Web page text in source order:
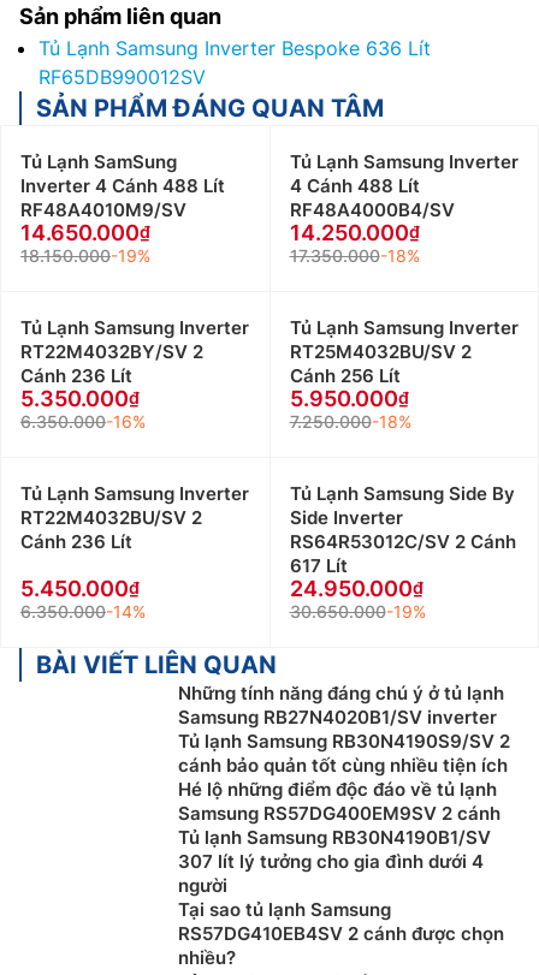
Sản phẩm liên quan
Tủ Lạnh Samsung Inverter Bespoke 636 Lít
RF65DB990012SV
SẢN PHẨM ĐÁNG QUAN TÂM
Tủ Lạnh SamSung
Inverter 4 Cánh 488 Lít
RF48A4010M9/SV
14.650.000
18.150.000-19%
Tủ Lạnh Samsung Inverter
4 Cánh 488 Lít
RF48A4000B4/SV
14.250.000
17.350.000-18%
Tủ Lạnh Samsung Inverter
RT22M4032BY/SV 2
Cánh 236 Lít
5.350.000
6.350.000-16%
Tủ Lạnh Samsung Inverter
RT25M4032BU/SV 2
Cánh 256 Lít
5.950.000
7.250.000-18%
Tủ Lạnh Samsung Inverter
RT22M4032BU/SV 2
Cánh 236 Lít
5.450.000
6.350.000-14%
Tủ Lạnh Samsung Side By
Side Inverter
RS64R53012C/SV 2 Cánh
617 Lít
24.950.000
30.650.000-19%
BÀI VIẾT LIÊN QUAN
Những tính năng đáng chú ý ở tủ lạnh
Samsung RB27N4020B1/SV inverter
Tủ lạnh Samsung RB30N4190S9/SV 2
cánh bảo quản tốt cùng nhiều tiện ích
Hé lộ những điểm độc đáo về tủ lạnh
Samsung RS57DG400EM9SV 2 cánh
Tủ lạnh Samsung RB30N4190B1/SV
307 lít lý tưởng cho gia đình dưới 4
người
Tại sao tủ lạnh Samsung
RS57DG410EB4SV 2 cánh được chọn
nhiều?